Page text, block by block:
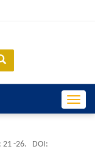
: 21 -26.
DOI: